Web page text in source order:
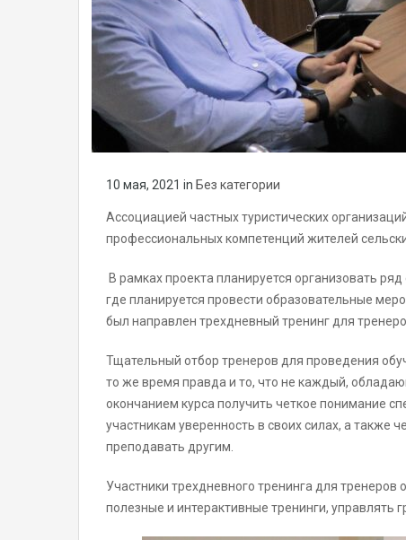
10 мая, 2021 in Без категории
Ассоциацией частных туристических
профессиональных компетенций жителей
В рамках проекта планируется организовать
где планируется провести образовательные
был направлен трехдневный тренинг для
Тщательный отбор тренеров для проведения
то же время правда и то, что не каждый,
окончанием курса получить четкое понимание
участникам уверенность в своих силах, а также
преподавать другим.
Участники трехдневного тренинга для
полезные и интерактивные тренинги, управлять